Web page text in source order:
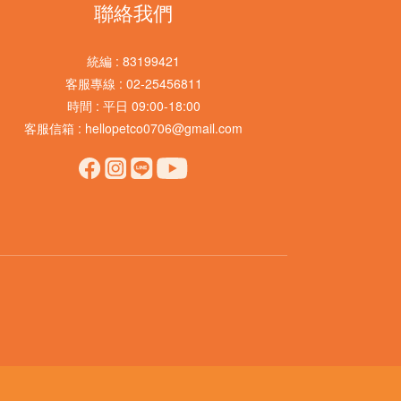
聯絡我們
統編 : 83199421
客服專線 : 02-25456811
時間 : 平日 09:00-18:00
客服信箱 : hellopetco0706@gmail.com